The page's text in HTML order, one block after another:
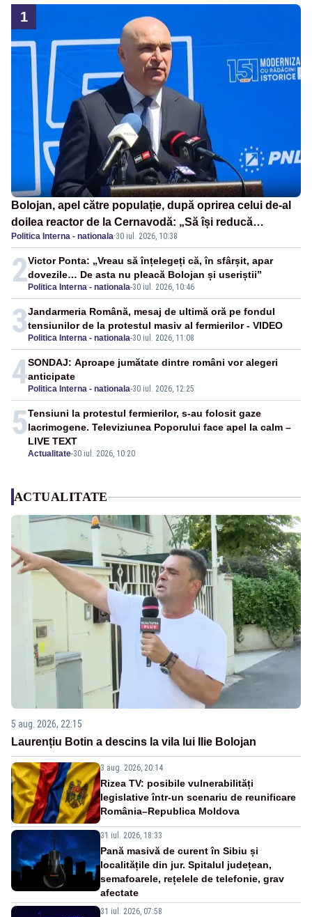
1
Bolojan, apel către populație, după oprirea celui de-al
doilea reactor de la Cernavodă: „Să își reducă
consumul în orele de seară”
Politica Interna - nationala·30 iul. 2026, 10:38
2 Politica Interna - nationala-30 iul. 2026, 10:46
Victor Ponta: „Vreau să înțelegeți că, în sfârșit, apar
dovezile… De asta nu pleacă Bolojan și useriștii”
3 Politica Interna - nationala-30 iul. 2026, 11:08
Jandarmeria Română, mesaj de ultimă oră pe fondul
tensiunilor de la protestul masiv al fermierilor - VIDEO
4 Politica Interna - nationala-30 iul. 2026, 12:25
SONDAJ: Aproape jumătate dintre români vor alegeri
anticipate
5
Actualitate-30 iul. 2026, 10:20
Tensiuni la protestul fermierilor, s-au folosit gaze
lacrimogene. Televiziunea Poporului face apel la calm –
LIVE TEXT
ACTUALITATE
5 aug. 2026, 22:15
Laurențiu Botin a descins la vila lui Ilie Bolojan
3 aug. 2026, 20:14
Rizea TV: posibile vulnerabilități
legislative într-un scenariu de reunificare
România–Republica Moldova
31 iul. 2026, 18:33
Pană masivă de curent în Sibiu și
localitățile din jur. Spitalul județean,
semafoarele, rețelele de telefonie, grav
afectate
31 iul. 2026, 07:58